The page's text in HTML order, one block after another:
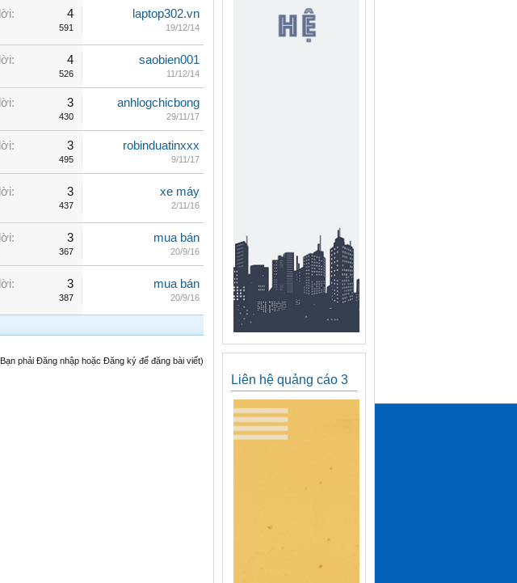
4
591
laptop302.vn
19/12/14
4
526
saobien001
11/12/14
3
430
anhlogchicbong
29/11/17
3
495
robinduatinxxx
9/11/17
3
437
xe máy
2/11/16
3
367
mua bán
20/9/16
3
387
mua bán
20/9/16
phải Đăng nhập hoặc Đăng ký để đăng bài viết)
Liên hệ quảng cáo 3